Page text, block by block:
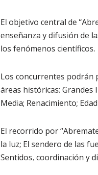
El objetivo central de
enseñanza y difusión de
los fenómenos científicos.
Los concurrentes podrán
áreas históricas: Grandes
Media; Renacimiento;
El recorrido por
la luz; El sendero de las
Sentidos, coordinación y